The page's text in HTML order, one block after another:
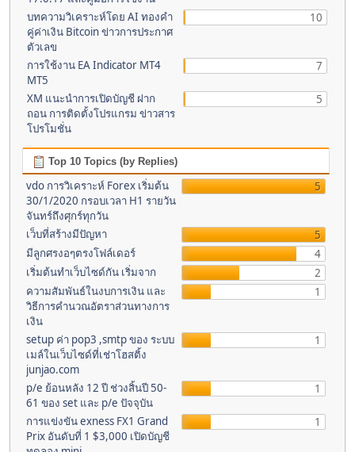
บทความวิเคราะห์โดย AI ทองคำ
คู่ค่าเงิน Bitcoin ข่าวการประกาศ
ตัวเลข
10
การใช้งาน EA Indicator MT4
MT5
7
XM แนะนำการเปิดบัญชี ฝาก
ถอน การติดตั้งโปรแกรม ข่าวสาร
โปรโมชั่น
5
Top 10 Topics (by Replies)
vdo การวิเคราะห์ Forex เริ่มต้น
30/1/2020 กรอบเวลา H1 รายวัน
จันทร์ถึงศุกร์ทุกวัน
5
เว็บที่สร้างมีปัญหา
5
มีลูกศรงอๆตรงโฟล์เดอร์
4
เริ่มต้นทำเว็บไซด์กัน เริ่มจาก
2
ความสัมพันธ์ในงบการเงิน และ
วิธีการคำนวณอัตราส่วนทางการ
เงิน
1
setup ค่า pop3 ,smtp ของ ระบบ
เมล์ในเว็บไซด์ที่เช่าโฮสติ้ง
junjao.com
1
p/e ย้อนหลัง 12 ปี ช่วงสิ้นปี 50-
61 ของ set และ p/e ปัจจุบัน
1
การแข่งขัน exness FX1 Grand
Prix อันดับที่ 1 $3,000 เปิดบัญชี
1